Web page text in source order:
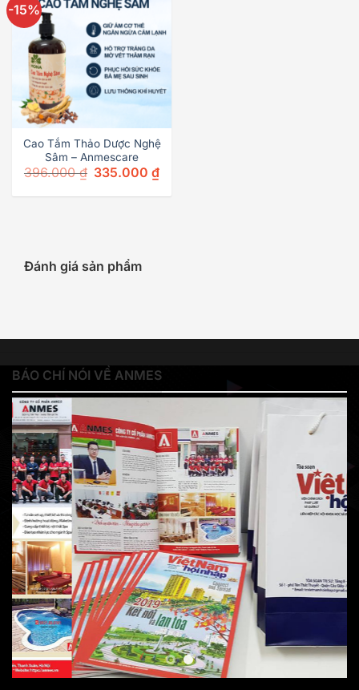
-15%
Cao Tắm Thảo Dược Nghệ
Sâm – Anmescare
396.000₫ Original
price
396.000 ₫.
335.000₫Current
335.000 ₫.
Đánh giá sản phẩm
BÁO CHÍ NÓI VỀ ANMES